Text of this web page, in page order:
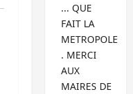
... QUE
FAIT LA
METROPOLE
. MERCI
AUX
MAIRES DE